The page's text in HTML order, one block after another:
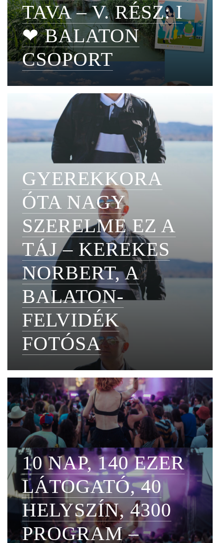
TAVA – V. RÉSZ: I
❤ BALATON
CSOPORT
GYEREKKORA
ÓTA NAGY
SZERELME EZ A
TÁJ – KEREKES
NORBERT, A
BALATON-
FELVIDÉK
FOTÓSA
10 NAP, 140 EZER
LÁTOGATÓ, 40
HELYSZÍN, 4300
PROGRAM –